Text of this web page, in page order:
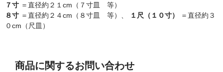
７寸 ＝直径約２１cm（７寸皿 等）
８寸 ＝直径約２４cm（８寸皿 等）、 １尺（１０寸）
＝直径約３
０cm（尺皿）
商品に関するお問い合わせ